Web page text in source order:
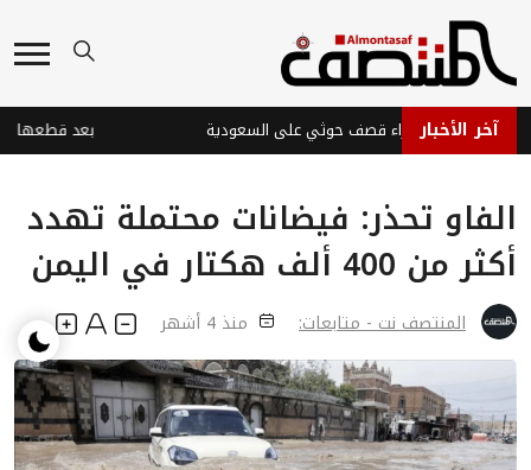
آخر الأخبار
في نجران جراء قصف حوثي على السعودية
الفاو تحذر: فيضانات محتملة تهدد
أكثر من 400 ألف هكتار في اليمن
المنتصف نت - متابعات: منذ 4 أشهر